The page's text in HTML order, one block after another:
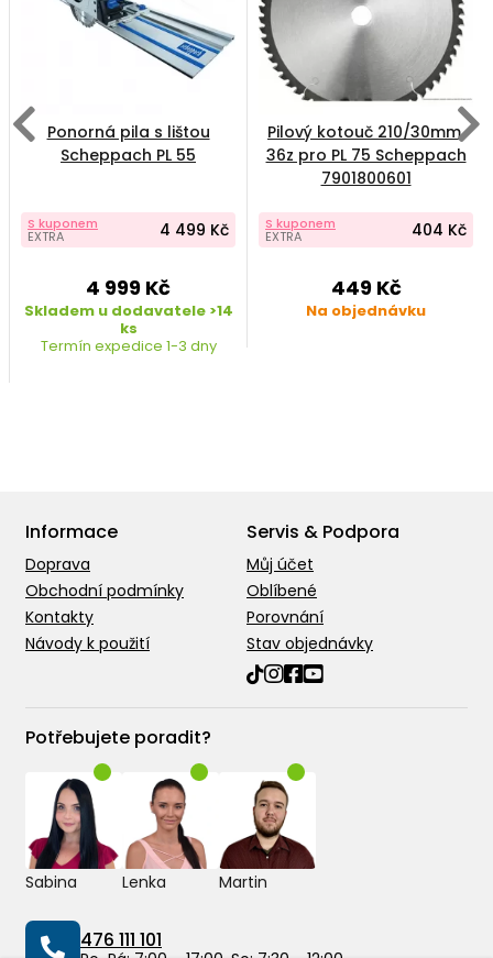
Ponorná pila s lištou
Scheppach PL 55
S kuponem
EXTRA 4 499 Kč
4 999 Kč
Skladem u dodavatele >14
ks
Termín expedice 1-3 dny
Pilový kotouč 210/30mm,
36z pro PL 75 Scheppach
7901800601
S kuponem
EXTRA 404 Kč
449 Kč
Na objednávku
Informace
Doprava
Obchodní podmínky
Kontakty
Návody k použití
Servis & Podpora
Můj účet
Oblíbené
Porovnání
Stav objednávky
Potřebujete poradit?
Sabina Lenka Martin
476 111 101